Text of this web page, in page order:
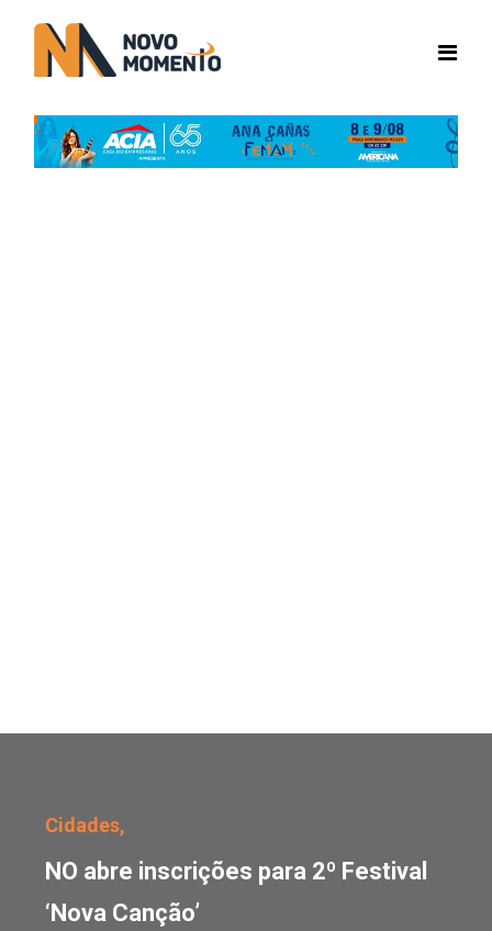
Cidades,
NO abre inscrições para 2º Festival
‘Nova Canção’